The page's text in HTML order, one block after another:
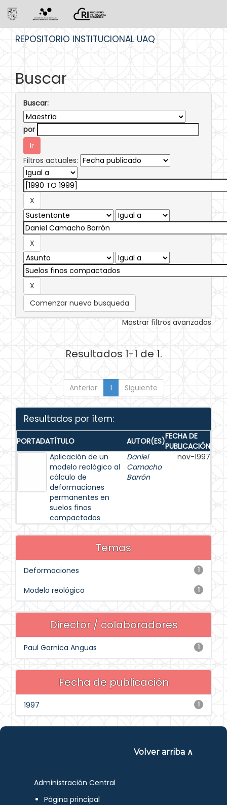
REPOSITORIO INSTITUCIONAL UAQ
Buscar
Buscar:
por
Filtros actuales:
Comenzar nueva busqueda
Mostrar filtros avanzados
Resultados 1-1 de 1.
Anterior 1 Siguiente
Resultados por ítem:
PORTADATÍTULO AUTOR(ES)FECHA DE
PUBLICACIÓN
Aplicación de un
modelo reológico al
cálculo de
deformaciones
permanentes en
suelos finos
compactados
Daniel
Camacho
Barrón
nov-1997
Temas
1
Deformaciones
1
Modelo reológico
Director / colaboradores
1
Paul Garnica Anguas
Fecha de publicación
1
1997
Volver arriba ∧
Administración Central
Página principal